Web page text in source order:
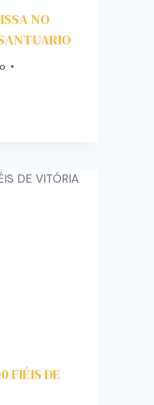
NO
FIÉIS DE